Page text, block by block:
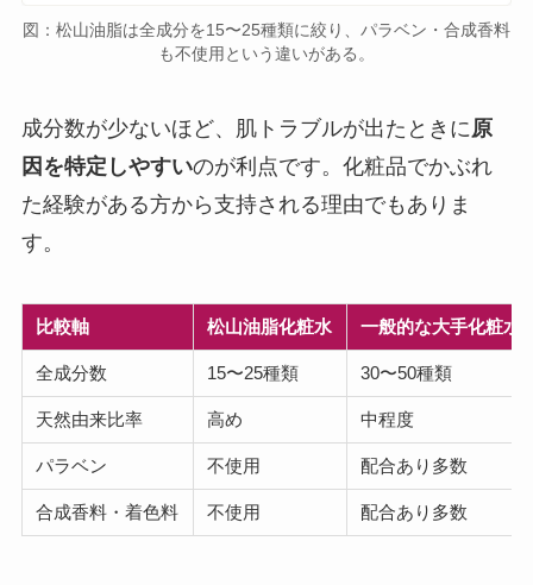
図：松山油脂は全成分を15〜25種類に絞り、パラベン・合成香料
も不使用という違いがある。
成分数が少ないほど、肌トラブルが出たときに 原
因を特定しやすいのが利点です。化粧品でかぶれ
た経験がある方から支持される理由でもありま
す。
比較軸 松山油脂化粧水 一般的な大手化粧水
全成分数 15〜25種類 30〜50種類
天然由来比率 高め 中程度
パラベン 不使用 配合あり多数
合成香料・着色料 不使用 配合あり多数